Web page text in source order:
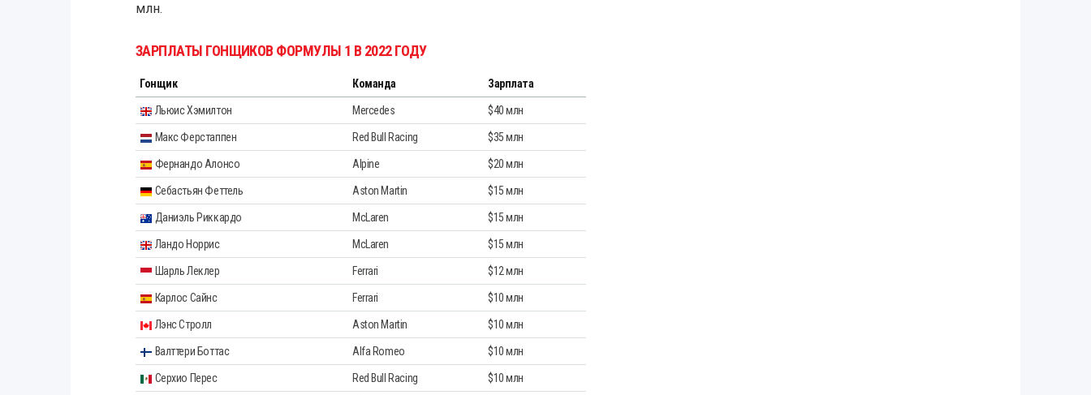
млн.
ЗАРПЛАТЫ ГОНЩИКОВ ФОРМУЛЫ 1 В 2022 ГОДУ
Гонщик Команда Зарплата
Льюис Хэмилтон Mercedes $40 млн
Макс Ферстаппен Red Bull Racing $35 млн
Фернандо Алонсо Alpine $20 млн
Себастьян Феттель Aston Martin $15 млн
Даниэль Риккардо McLaren $15 млн
Ландо Норрис McLaren $15 млн
Шарль Леклер Ferrari $12 млн
Карлос Сайнс Ferrari $10 млн
Лэнс Стролл Aston Martin $10 млн
Валттери Боттас Alfa Romeo $10 млн
Серхио Перес Red Bull Racing $10 млн